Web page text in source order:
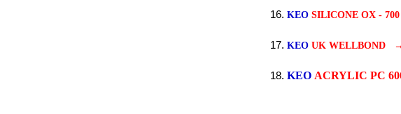
KEO SILICONE OX -
KEOUK WELLBOND →
KEO ACRYLIC PC